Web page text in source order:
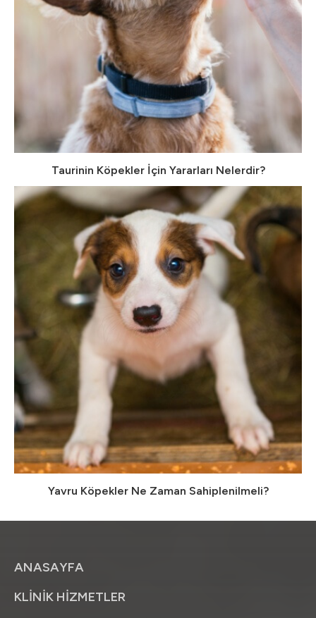
Taurinin Köpekler İçin Yararları Nelerdir?
Yavru Köpekler Ne Zaman Sahiplenilmeli?
ANASAYFA
KLİNİK HİZMETLER